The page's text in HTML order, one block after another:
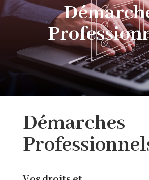
Démarches